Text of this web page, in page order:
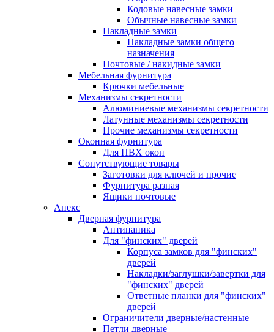
Кодовые навесные замки
Обычные навесные замки
Накладные замки
Накладные замки общего
назначения
Почтовые / накидные замки
Мебельная фурнитура
Крючки мебельные
Механизмы секретности
Алюминиевые механизмы секретности
Латунные механизмы секретности
Прочие механизмы секретности
Оконная фурнитура
Для ПВХ окон
Сопутствующие товары
Заготовки для ключей и прочие
Фурнитура разная
Ящики почтовые
Апекс
Дверная фурнитура
Антипаника
Для "финских" дверей
Корпуса замков для "финских"
дверей
Накладки/заглушки/завертки для
"финских" дверей
Ответные планки для "финских"
дверей
Ограничители дверные/настенные
Петли дверные